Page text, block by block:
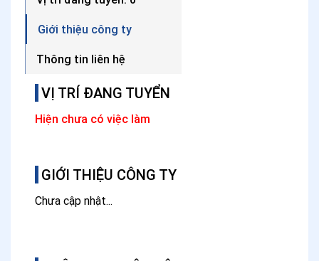
VỊ TRÍ ĐANG TUYỂN
Hiện chưa có việc làm
GIỚI THIỆU CÔNG TY
Chưa cập nhật...
Giới thiệu công ty
Thông tin liên hệ